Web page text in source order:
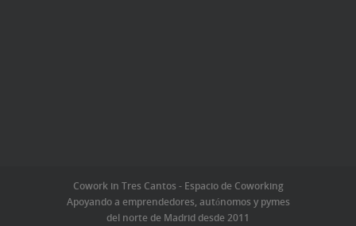
Cowork in Tres Cantos - Espacio de Coworking
Apoyando a emprendedores, autónomos y pymes
del norte de Madrid desde 2011